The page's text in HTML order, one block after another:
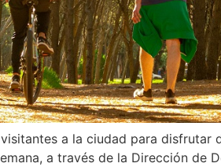
a la ciudad para disfrutar
a través de la Dirección de